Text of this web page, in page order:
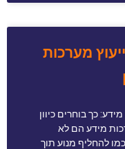
מערכות
כך בוחרים כיוון
מידע הם לא
להחליף מנוע תוך